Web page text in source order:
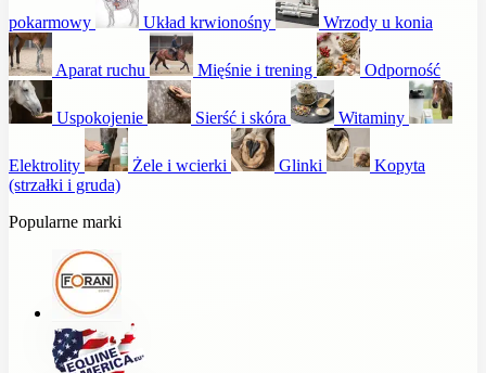
pokarmowy Układ krwionośny Wrzody u konia
Aparat ruchu Mięśnie i trening Odporność
Uspokojenie Sierść i skóra Witaminy
Elektrolity Żele i wcierki Glinki
Kopyta
(strzałki i gruda)
Popularne marki